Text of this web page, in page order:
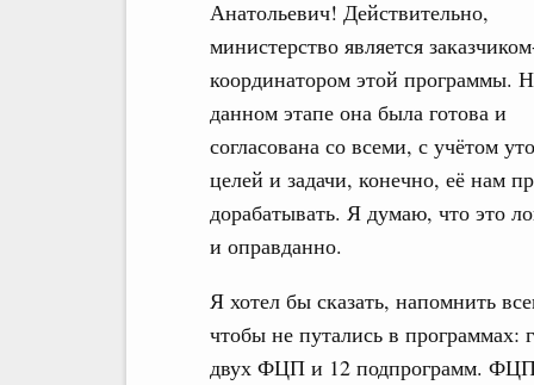
Анатольевич! Действительно,
министерство является
координатором этой программы.
данном этапе она была готова и
согласована со всеми, с учётом
целей и задачи, конечно, её нам
дорабатывать. Я думаю, что это
и оправданно.
Я хотел бы сказать, напомнить
чтобы не путались в программах:
двух ФЦП и 12 подпрограмм. ФЦП